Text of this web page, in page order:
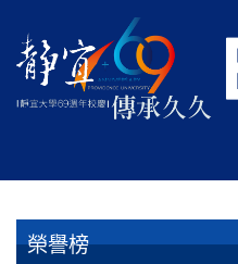
到
主
要
榮譽榜